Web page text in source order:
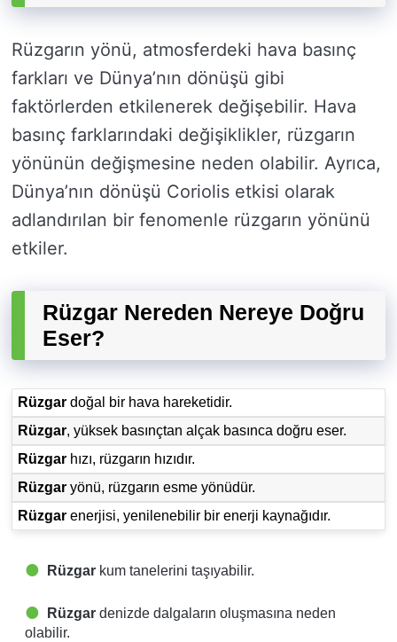
Rüzgarın yönü, atmosferdeki hava basınç
farkları ve Dünya’nın dönüşü gibi
faktörlerden etkilenerek değişebilir. Hava
basınç farklarındaki değişiklikler, rüzgarın
yönünün değişmesine neden olabilir. Ayrıca,
Dünya’nın dönüşü Coriolis etkisi olarak
adlandırılan bir fenomenle rüzgarın yönünü
etkiler.
Rüzgar Nereden Nereye Doğru
Eser?
Rüzgar doğal bir hava hareketidir.
Rüzgar, yüksek basınçtan alçak basınca doğru eser.
Rüzgar hızı, rüzgarın hızıdır.
Rüzgar yönü, rüzgarın esme yönüdür.
Rüzgar enerjisi, yenilenebilir bir enerji kaynağıdır.
Rüzgar kum tanelerini taşıyabilir.
Rüzgar denizde dalgaların oluşmasına neden
olabilir.